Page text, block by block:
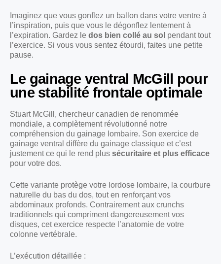
Imaginez que vous gonflez un ballon dans votre ventre à
l’inspiration, puis que vous le dégonflez lentement à
l’expiration. Gardez le dos bien collé au sol pendant tout
l’exercice. Si vous vous sentez étourdi, faites une petite
pause.
Le gainage ventral McGill pour
une stabilité frontale optimale
Stuart McGill, chercheur canadien de renommée
mondiale, a complètement révolutionné notre
compréhension du gainage lombaire. Son exercice de
gainage ventral diffère du gainage classique et c’est
justement ce qui le rend plus sécuritaire et plus efficace
pour votre dos.
Cette variante protège votre lordose lombaire, la courbure
naturelle du bas du dos, tout en renforçant vos
abdominaux profonds. Contrairement aux crunchs
traditionnels qui compriment dangereusement vos
disques, cet exercice respecte l’anatomie de votre
colonne vertébrale.
L’exécution détaillée :